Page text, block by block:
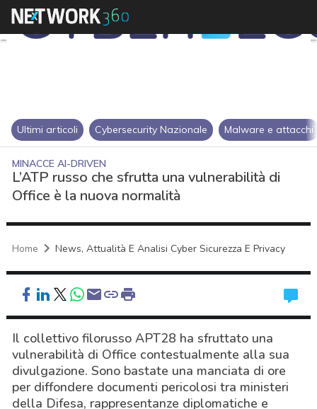
Ultimi articoli Cybersecurity Nazionale Malware e attacchi
MINACCE AI-DRIVEN
L’ATP russo che sfrutta una vulnerabilità di
Office è la nuova normalità
Home News, Attualità E Analisi Cyber Sicurezza E Privacy
Il collettivo filorusso APT28 ha sfruttato una
vulnerabilità di Office contestualmente alla sua
divulgazione. Sono bastate una manciata di ore
per diffondere documenti pericolosi tra ministeri
della Difesa, rappresentanze diplomatiche e